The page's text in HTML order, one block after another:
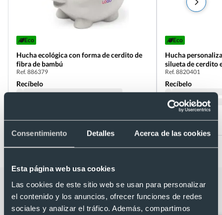
Consentimiento Detalles Acerca de las cookies
Esta página web usa cookies
Las cookies de este sitio web se usan para personalizar
el contenido y los anuncios, ofrecer funciones de redes
sociales y analizar el tráfico. Además, compartimos
Eco
Hucha ecológica con forma de cerdito de
fibra de bambú
Ref. 886379
Recíbelo
Desde 0,92 €
Eco
Hucha
silueta de cerdito
Ref. 8820401
Recíbelo
Desde 2,37 €
Categorías relacionadas con Hucha de
cerdito en PVC con tapon